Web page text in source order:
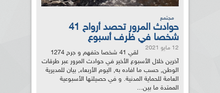
مجتمع
حوادث المرور تحصد أرواح 41
شخصا في ظرف أسبوع
12 مايو 2021
لقي 41 شخصا حتفهم و جرح 1274
آخرين خلال الأسبوع الأخير في حوادث المرور عبر طرقات
الوطن, حسب ما افاده به, اليوم الأربعاء, بيان للمديرية
العامة للحماية المدنية. و في حصيلتها الأسبوعية
الممتدة ما بين...